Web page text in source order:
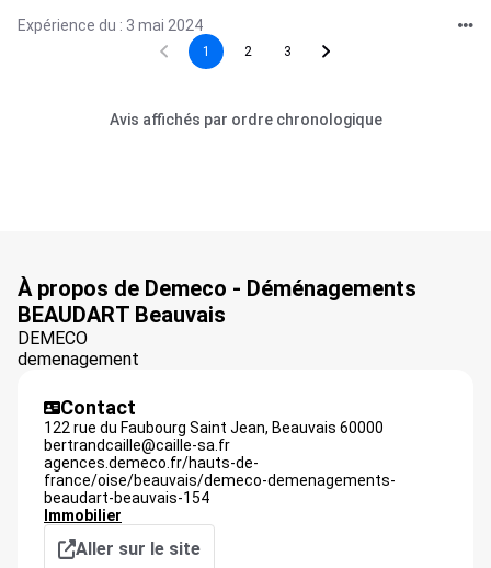
Expérience du : 3 mai 2024
1 2 3
Avis affichés par ordre chronologique
À propos de Demeco - Déménagements
BEAUDART Beauvais
DEMECO
demenagement
Contact
122 rue du Faubourg Saint Jean, Beauvais 60000
bertrandcaille@caille-sa.fr
agences.demeco.fr/hauts-de-
france/oise/beauvais/demeco-demenagements-
beaudart-beauvais-154
Immobilier
Aller sur le site